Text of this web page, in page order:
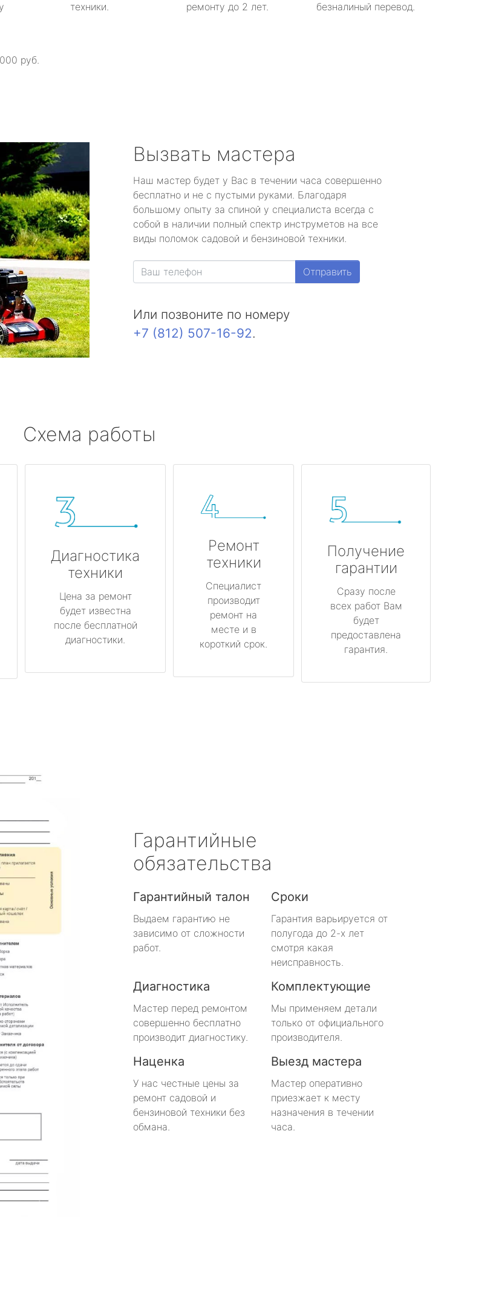
техники.
ремонту до 2 лет.
безналиный перевод.
руб.
Вызвать мастера
Наш мастер будет у Вас в течении часа совершенно
бесплатно и не с пустыми руками. Благодаря
большому опыту за спиной у специалиста всегда с
собой в наличии полный спектр инструметов на все
виды поломок садовой и бензиновой техники.
Отправить
Или позвоните по номеру
+7 (812) 507-16-92.
Схема работы
Диагностика
техники
Цена за ремонт
будет известна
после бесплатной
диагностики.
Ремонт
техники
Специалист
производит
ремонт на
месте и в
короткий срок.
Получение
гарантии
Сразу после
всех работ Вам
будет
предоставлена
гарантия.
Гарантийные
обязательства
Гарантийный талон
Выдаем гарантию не
зависимо от сложности
работ.
Сроки
Гарантия варьируется от
полугода до 2-х лет
смотря какая
неисправность.
Диагностика
Мастер перед ремонтом
совершенно бесплатно
производит диагностику.
Комплектующие
Мы применяем детали
только от официального
производителя.
Наценка
У нас честные цены за
ремонт садовой и
бензиновой техники без
обмана.
Выезд мастера
Мастер оперативно
приезжает к месту
назначения в течении
часа.